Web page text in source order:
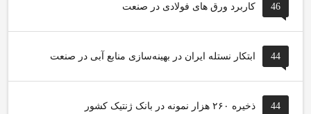
46 کاربرد ورق های فولادی در صنعت
44 ابتکار نستله ایران در بهینه‌سازی منابع آبی در صنعت
44 ذخیره ۲۶۰ هزار نمونه در بانک ژنتیک کشور